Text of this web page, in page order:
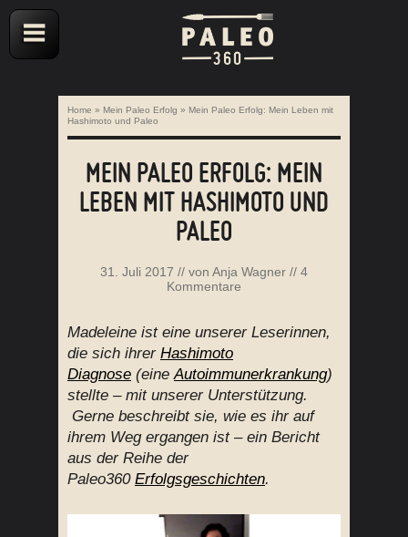
Home » Mein Paleo Erfolg » Mein Paleo Erfolg: Mein Leben mit
Hashimoto und Paleo
MEIN PALEO ERFOLG: MEIN
LEBEN MIT HASHIMOTO UND
PALEO
31. Juli 2017 // von Anja Wagner // 4
Kommentare
Madeleine ist eine unserer Leserinnen,
die sich ihrer Hashimoto
Diagnose (eineAutoimmunerkrankung)
stellte – mit unserer Unterstützung.
Gerne beschreibt sie, wie es ihr auf
ihrem Weg ergangen ist – ein Bericht
aus der Reihe der
Paleo360 Erfolgsgeschichten.